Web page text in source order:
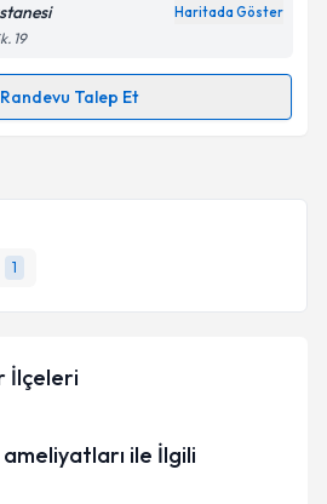
1
işlenmesine ilişkin
kabul ediyorum.
Haritada Göster
19
Randevu Talep Et
Talebi
e-posta ile bilgilendireceğiz.
kabul ediyorum.
İlçeleri
ile İlgili